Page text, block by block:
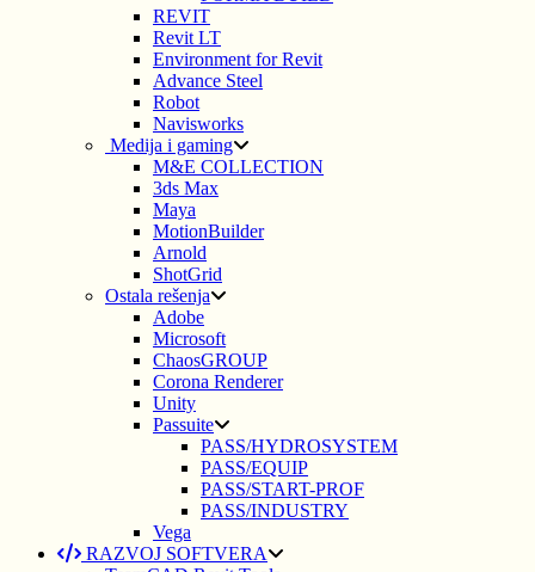
REVIT
Revit LT
Environment for Revit
Advance Steel
Robot
Navisworks
Medija i gaming
M&E COLLECTION
3ds Max
Maya
MotionBuilder
Arnold
ShotGrid
Ostala rešenja
Adobe
Microsoft
ChaosGROUP
Corona Renderer
Unity
Passuite
PASS/HYDROSYSTEM
PASS/EQUIP
PASS/START-PROF
PASS/INDUSTRY
Vega
RAZVOJ SOFTVERA